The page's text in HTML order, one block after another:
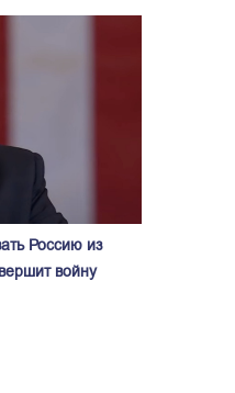
Россию из
войну